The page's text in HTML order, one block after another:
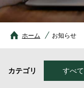
ホーム お知らせ
カテゴリ すべて